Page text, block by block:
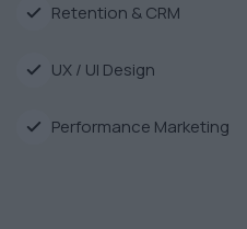
Retention & CRM
UX / UI Design
Performance Marketing